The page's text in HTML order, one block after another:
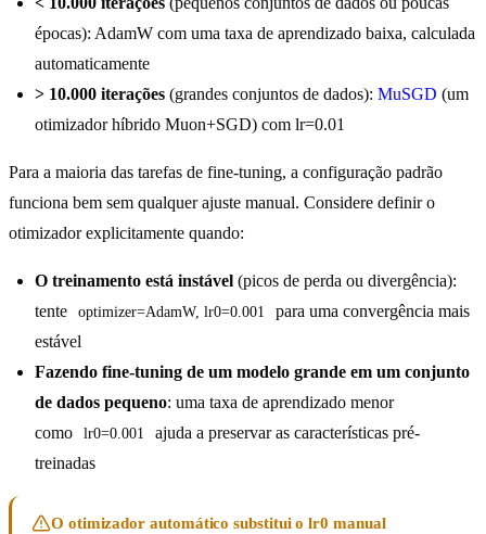
épocas): AdamW com uma taxa de aprendizado baixa, calculada
automaticamente
> 10.000 iterações (grandes conjuntos de dados): MuSGD (um
otimizador híbrido Muon+SGD) com lr=0.01
Para a maioria das tarefas de fine-tuning, a configuração padrão
funciona bem sem qualquer ajuste manual. Considere definir o
otimizador explicitamente quando:
O treinamento está instável (picos de perda ou divergência):
tente
optimizer=AdamW, lr0=0.001
para uma convergência mais
estável
Fazendo fine-tuning de um modelo grande em um conjunto
de dados pequeno: uma taxa de aprendizado menor
como
lr0=0.001
ajuda a preservar as características pré-
treinadas
O otimizador automático substitui o lr0 manual